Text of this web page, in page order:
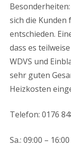
sich die Kunden
entschieden.
dass es
WDVS und
sehr guten
Heizkosten
Telefon: 0176
Sa.: 09:00 –